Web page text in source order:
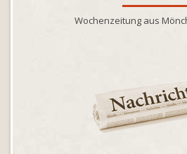
Wochenzeitung aus